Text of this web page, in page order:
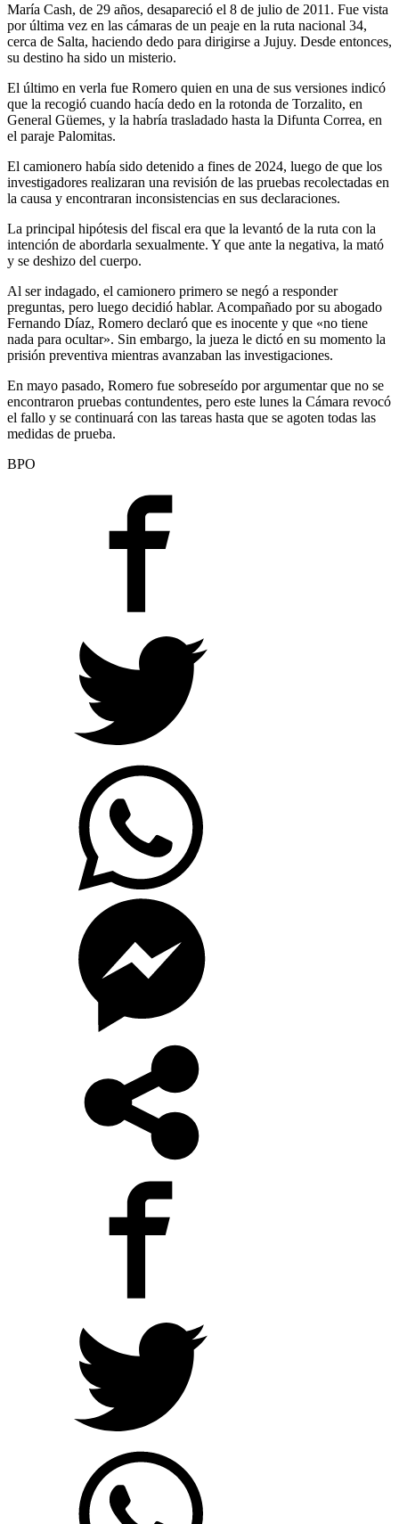
María Cash, de 29 años, desapareció el 8 de julio de 2011. Fue vista
por última vez en las cámaras de un peaje en la ruta nacional 34,
cerca de Salta, haciendo dedo para dirigirse a Jujuy. Desde entonces,
su destino ha sido un misterio.
El último en verla fue Romero quien en una de sus versiones indicó
que la recogió cuando hacía dedo en la rotonda de Torzalito, en
General Güemes, y la habría trasladado hasta la Difunta Correa, en
el paraje Palomitas.
El camionero había sido detenido a fines de 2024, luego de que los
investigadores realizaran una revisión de las pruebas recolectadas en
la causa y encontraran inconsistencias en sus declaraciones.
La principal hipótesis del fiscal era que la levantó de la ruta con la
intención de abordarla sexualmente. Y que ante la negativa, la mató
y se deshizo del cuerpo.
Al ser indagado, el camionero primero se negó a responder
preguntas, pero luego decidió hablar. Acompañado por su abogado
Fernando Díaz, Romero declaró que es inocente y que «no tiene
nada para ocultar». Sin embargo, la jueza le dictó en su momento la
prisión preventiva mientras avanzaban las investigaciones.
En mayo pasado, Romero fue sobreseído por argumentar que no se
encontraron pruebas contundentes, pero este lunes la Cámara revocó
el fallo y se continuará con las tareas hasta que se agoten todas las
medidas de prueba.
BPO